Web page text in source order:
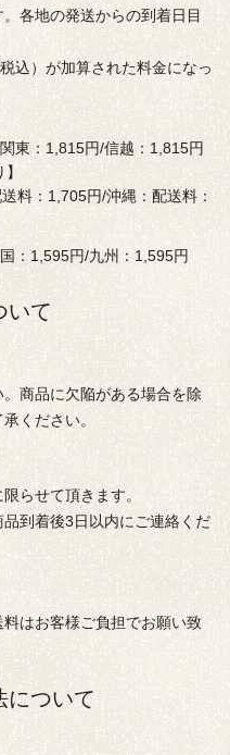
各地の発送からの到着日目
込）が加算された料金になっ
東：1,815円/信越：1,815円
料：1,705円/沖縄：配送料：
：1,595円/九州：1,595円
いて
商品に欠陥がある場合を除
ください。
らせて頂きます。
到着後3日以内にご連絡くだ
はお客様ご負担でお願い致
について